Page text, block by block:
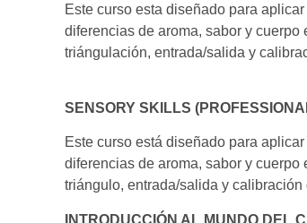
Este curso esta diseñado para
diferencias de aroma, sabor y
triángulación, entrada/salida y
SENSORY SKILLS
Este curso está diseñado para
diferencias de aroma, sabor y
triángulo, entrada/salida y
INTRODUCCIÓN AL MUNDO DEL